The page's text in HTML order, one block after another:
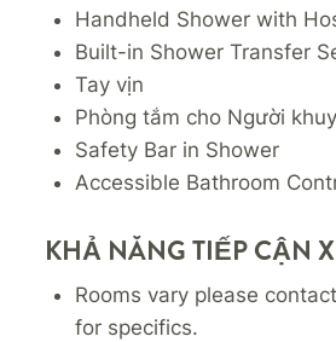
Handheld Shower with
Built-in Shower Transfer
Tay vịn
Phòng tắm cho Người
Safety Bar in Shower
Accessible Bathroom
KHẢ NĂNG TIẾP CẬN
Rooms vary please
for specifics.